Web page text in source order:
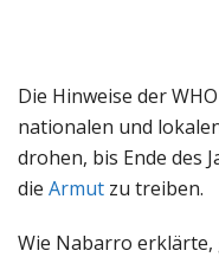
Die Hinweise der
nationalen und
drohen, bis Ende des
die Armut zu treiben.
Wie Nabarro